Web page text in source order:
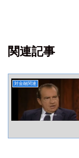
関連記事
対金融関連